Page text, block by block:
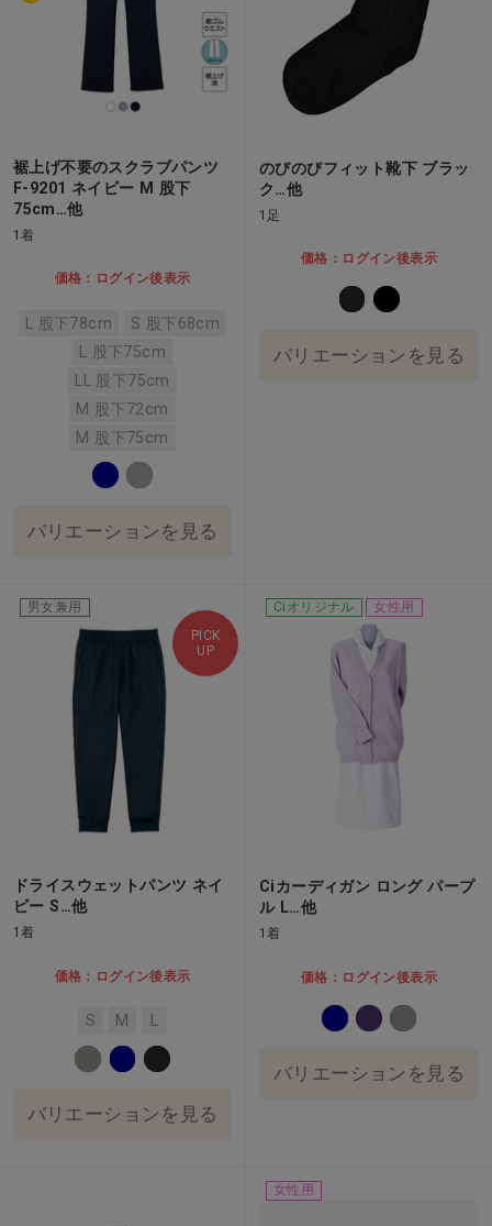
裾上げ不要のスクラブパンツ
F-9201 ネイビー M 股下
75cm…他
1着
価格：ログイン後表示
L 股下78cm
S 股下68cm
L 股下75cm
LL 股下75cm
M 股下72cm
M 股下75cm
バリエーションを見る
のびのびフィット靴下 ブラッ
ク…他
1足
価格：ログイン後表示
バリエーションを見る
PICK
UP
男女兼用
ドライスウェットパンツ ネイ
ビー S…他
1着
価格：ログイン後表示
S M
バリエーションを見る
Ciオリジナル 女性用
Ciカーディガン ロング パープ
ル L…他
1着
価格：ログイン後表示
バリエーションを見る
女性用